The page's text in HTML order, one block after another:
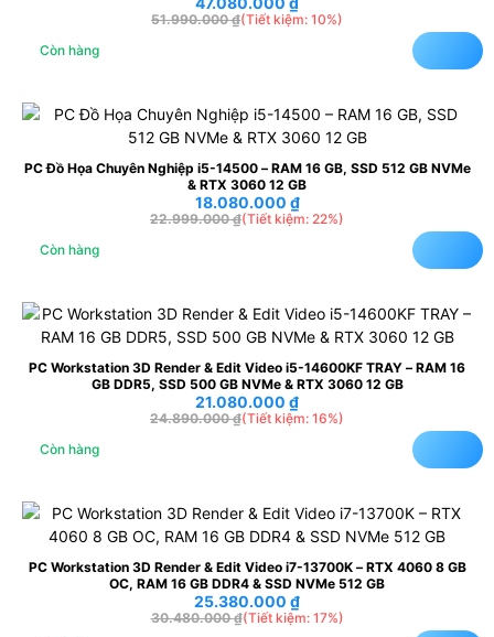
(Tiết kiệm: 10%)
51.990.000₫
Còn hàng
PC Đồ Họa Chuyên Nghiệp i5-14500 – RAM 16 GB, SSD 512 GB NVMe
& RTX 3060 12 GB
(Tiết kiệm: 22%)
22.999.000₫
18.080.000 ₫
Còn hàng
PC Workstation 3D Render & Edit Video i5-14600KF TRAY – RAM 16
GB DDR5, SSD 500 GB NVMe & RTX 3060 12 GB
(Tiết kiệm: 16%)
24.890.000₫
21.080.000 ₫
Còn hàng
PC Workstation 3D Render & Edit Video i7-13700K – RTX 4060 8 GB
OC, RAM 16 GB DDR4 & SSD NVMe 512 GB
(Tiết kiệm: 17%)
30.480.000₫
25.380.000 ₫